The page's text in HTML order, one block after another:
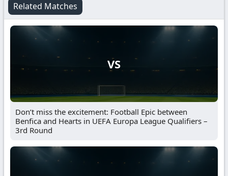
Related Matches
VS
Don’t miss the excitement: Football Epic between
Benfica and Hearts in UEFA Europa League Qualifiers –
3rd Round